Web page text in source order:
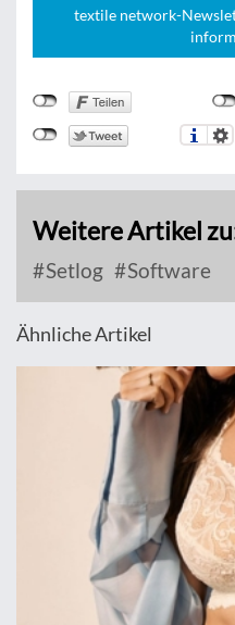
textile network-
Weitere Artikel
Setlog Software
Ähnliche Artikel